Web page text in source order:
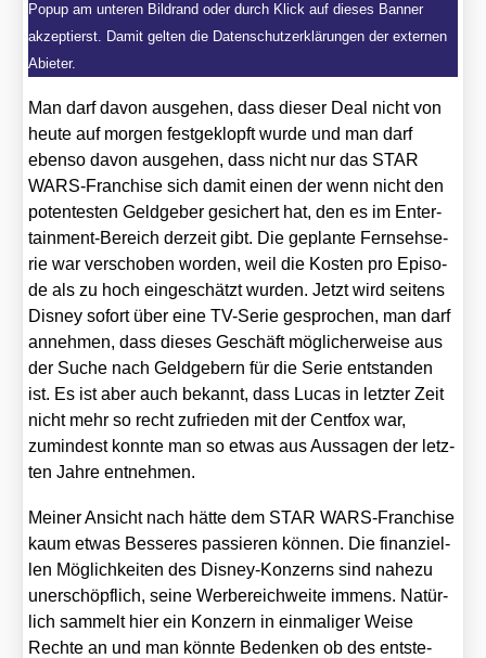
Popup am unteren Bildrand oder durch Klick auf dieses Banner
akzeptierst. Damit gelten die Datenschutzerklärungen der externen
Abieter.
Man darf davon aus­ge­hen, dass die­ser Deal nicht von
heu­te auf mor­gen fest­ge­klopft wur­de und man darf
eben­so davon aus­ge­hen, dass nicht nur das STAR
WARS-Fran­chise sich damit einen der wenn nicht den
poten­tes­ten Geld­ge­ber gesi­chert hat, den es im Enter­
tain­ment-Bereich der­zeit gibt. Die geplan­te Fern­seh­se­
rie war ver­scho­ben wor­den, weil die Kos­ten pro Epi­so­
de als zu hoch ein­ge­schätzt wur­den. Jetzt wird sei­tens
Dis­ney sofort über eine TV-Serie gespro­chen, man darf
anneh­men, dass die­ses Geschäft mög­li­cher­wei­se aus
der Suche nach Geld­ge­bern für die Serie ent­stan­den
ist. Es ist aber auch bekannt, dass Lucas in letz­ter Zeit
nicht mehr so recht zufrie­den mit der Cent­fox war,
zumin­dest konn­te man so etwas aus Aus­sa­gen der letz­
ten Jah­re ent­neh­men.
Mei­ner Ansicht nach hät­te dem STAR WARS-Fran­chise
kaum etwas Bes­se­res pas­sie­ren kön­nen. Die finan­zi­el­
len Mög­lich­kei­ten des Dis­ney-Kon­zerns sind nahe­zu
uner­schöpf­lich, sei­ne Wer­be­reich­wei­te immens. Natür­
lich sam­melt hier ein Kon­zern in ein­ma­li­ger Wei­se
Rech­te an und man könn­te Beden­ken ob des ent­ste­